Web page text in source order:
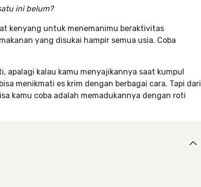
ini belum?
kenyang untuk menemanimu beraktivitas
yang disukai hampir semua usia. Coba
apalagi kalau kamu menyajikannya saat kumpul
menikmati es krim dengan berbagai cara. Tapi dari
kamu coba adalah memadukannya dengan roti